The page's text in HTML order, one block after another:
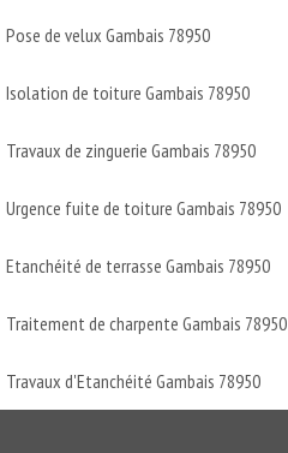
Pose de velux Gambais 78950
Isolation de toiture Gambais 78950
Travaux de zinguerie Gambais 78950
Urgence fuite de toiture Gambais 78950
Etanchéité de terrasse Gambais 78950
Traitement de charpente Gambais 78950
Travaux d'Etanchéité Gambais 78950